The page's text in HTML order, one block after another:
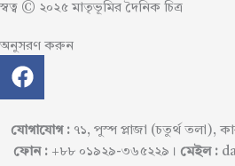
স্বত্ব © ২০২৫ মাতৃভূমির দৈনিক চিত্র
অনুসরণ করুন
F
a
e
b
যোগাযোগ :৭১, পুস্প প্লাজা (চতুর্থ তলা),
ফোন : +৮৮ ০১৯২৯-৩৬৫২২৯। মেইল :